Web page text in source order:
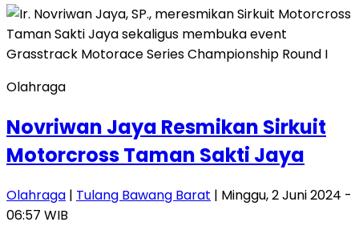
Olahraga
Novriwan Jaya Resmikan Sirkuit
Motorcross Taman Sakti Jaya
Olahraga | Tulang Bawang Barat | Minggu, 2 Juni 2024 -
06:57 WIB